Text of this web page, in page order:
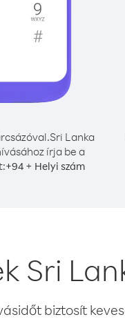
Sri Lanka
írja be a
+94+ Helyi szám
Sri
biztosít